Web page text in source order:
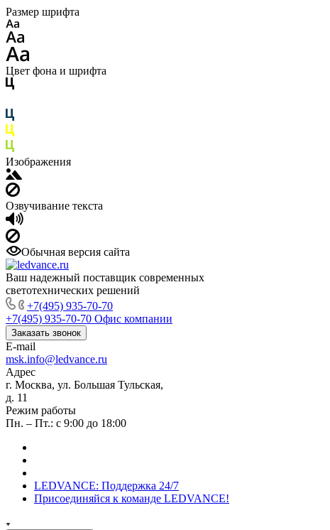
Размер шрифта
Цвет фона и шрифта
Изображения
Озвучивание текста
Обычная версия сайта
Ваш надежный поставщик современных
светотехнических решений
+7(495) 935-70-70
+7(495) 935-70-70 Офис компании
Заказать звонок
E-mail
msk.info@ledvance.ru
Адрес
г. Москва, ул. Большая Тульская,
д. 11
Режим работы
Пн. – Пт.: с 9:00 до 18:00
LEDVANCE: Поддержка 24/7
Присоединяйся к команде LEDVANCE!